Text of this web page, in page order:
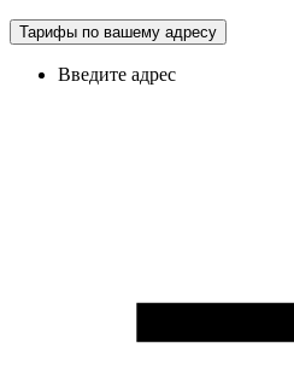
Тарифы по вашему адресу
Введите адрес